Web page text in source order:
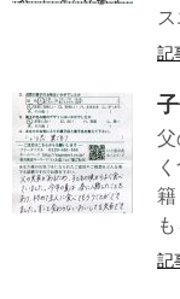
記
父
籍
記